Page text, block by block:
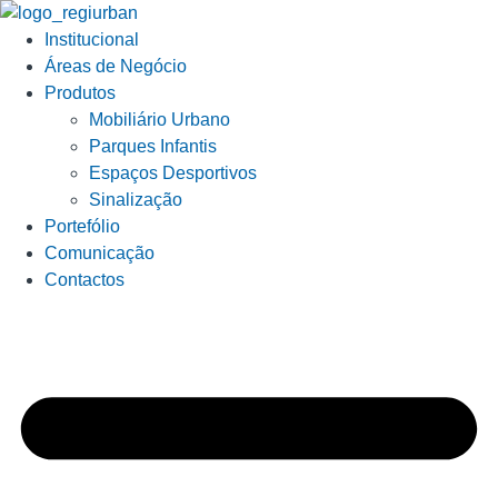
Institucional
Áreas de Negócio
Produtos
Mobiliário Urbano
Parques Infantis
Espaços Desportivos
Sinalização
Portefólio
Comunicação
Contactos